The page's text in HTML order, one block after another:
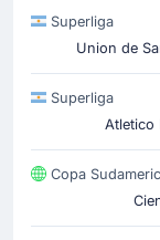
Superliga
Union de
Superliga
Atletico
Copa